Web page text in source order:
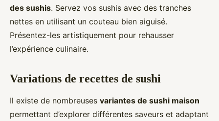
des sushis. Servez vos sushis avec des tranches
nettes en utilisant un couteau bien aiguisé.
Présentez-les artistiquement pour rehausser
l’expérience culinaire.
Variations de recettes de sushi
Il existe de nombreuses variantes de sushi maison
permettant d’explorer différentes saveurs et adaptant